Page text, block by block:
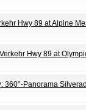
Hwy 89 at Alpine
Hwy 89 at
: 360°-Panorama